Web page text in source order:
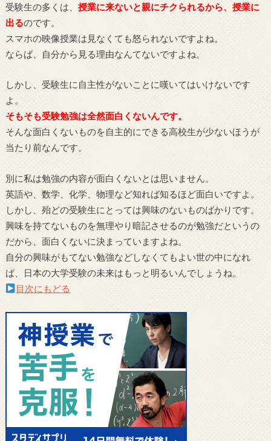
受験生の多くは、 授業に来ないと親にチクられるから、授業に
出るのです。
スマホの映像授業は見なくても怒られないですよね。
ならば、自分から見る理由なんてないですよね。
しかし、受験生に自主性がないことに嘆いてはいけないです
よ。
そもそも受験勉強は全然面白くないんです。
そんな面白くないものを自主的にできる高校生が少ないほうが
当たり前なんです。
別に私は勉強の内容が面白くないとは思いません。
英語や、数学、化学、物理など知れば知るほど面白いですよ。
しかし、殆どの受験生にとっては興味のないものばかりです。
興味を持てないものを無理やり暗記させるのが勉強だというの
だから、面白くないに決まっていますよね。
自分の興味がもてない勉強などしなくてもよい世の中になれ
ば、日本の大学受験の未来はもっと明るいんでしょうね。
目次にもどる